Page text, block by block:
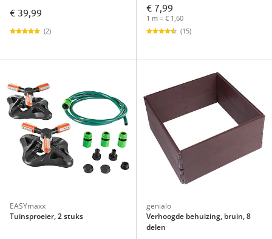
€ 39,99
(2)
€ 7,99
1 m = € 1,60
(15)
EASYmaxx
Tuinsproeier, 2 stuks
genialo
Verhoogde behuizing, bruin, 8
delen